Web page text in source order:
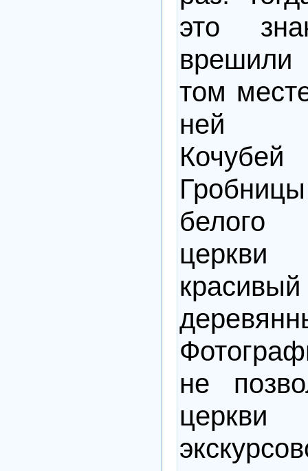
это
врешили
том
ней
церкви
не